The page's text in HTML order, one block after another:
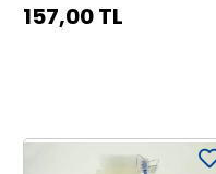
157,00 TL